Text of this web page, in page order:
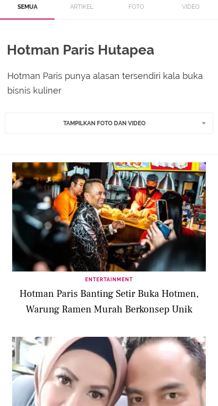
SEMUA ARTIKEL FOTO VIDEO
Hotman Paris Hutapea
Hotman Paris punya alasan tersendiri kala buka
bisnis kuliner
TAMPILKAN FOTO DAN VIDEO
ENTERTAINMENT
Hotman Paris Banting Setir Buka Hotmen,
Warung Ramen Murah Berkonsep Unik